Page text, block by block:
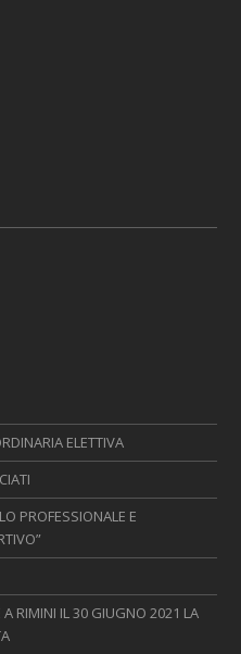
ELETTIVA
PROFESSIONALE E
RIMINI IL 30 GIUGNO 2021 LA